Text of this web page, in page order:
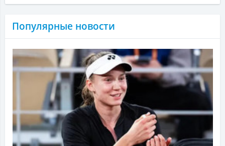
Популярные новости